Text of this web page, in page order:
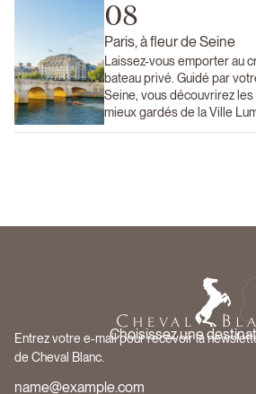
08
Paris, à fleur de Seine
Laissez-vous emporter au
bateau privé. Guidé par
Seine, vous découvrirez
mieux gardés de la Ville
Choisissez une
Entrez votre e-mail pour recevoir la
de Cheval Blanc.